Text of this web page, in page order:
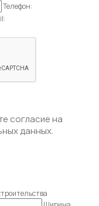
Телефон:
согласие на
данных.